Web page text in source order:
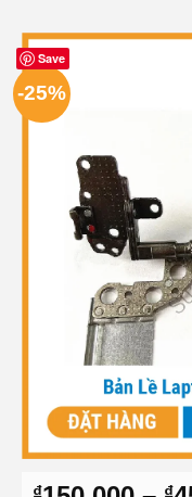
Save
-25%